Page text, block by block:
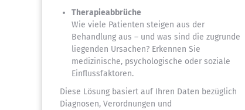
Therapieabbrüche
Wie viele Patienten steigen aus der
Behandlung aus – und was sind die zugrunde
liegenden Ursachen? Erkennen Sie
medizinische, psychologische oder soziale
Einflussfaktoren.
Diese Lösung basiert auf Ihren Daten bezüglich
Diagnosen, Verordnungen und